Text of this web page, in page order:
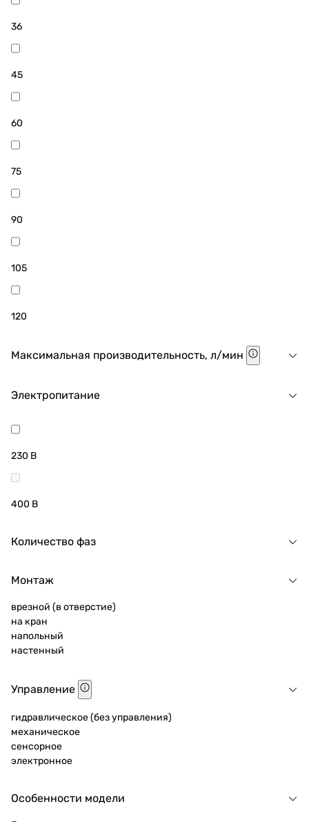
36
45
60
75
90
105
120
Максимальная производительность, л/мин
Электропитание
230 В
400 В
Количество фаз
Монтаж
врезной (в отверстие)
на кран
напольный
настенный
Управление
гидравлическое (без управления)
механическое
сенсорное
электронное
Особенности модели